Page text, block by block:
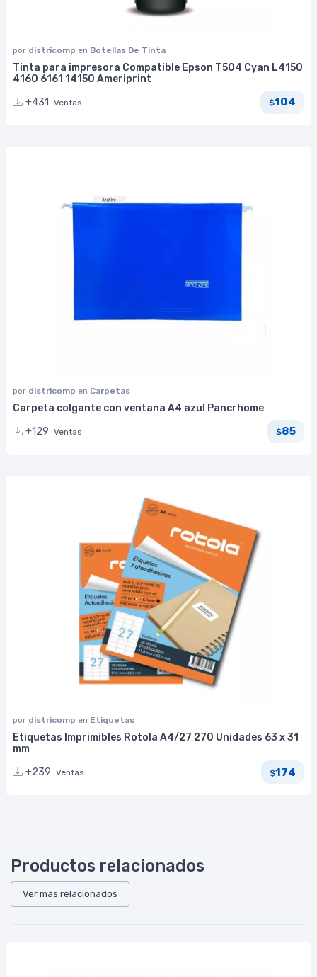
por districomp en Botellas De Tinta
Tinta para impresora Compatible Epson T504 Cyan L4150
4160 6161 14150 Ameriprint
+431
Ventas $104
por districomp en Carpetas
Carpeta colgante con ventana A4 azul Pancrhome
+129 Ventas $85
por districomp en Etiquetas
Etiquetas Imprimibles Rotola A4/27 270 Unidades 63 x 31
mm
+239 Ventas $174
Productos relacionados
Ver más relacionados